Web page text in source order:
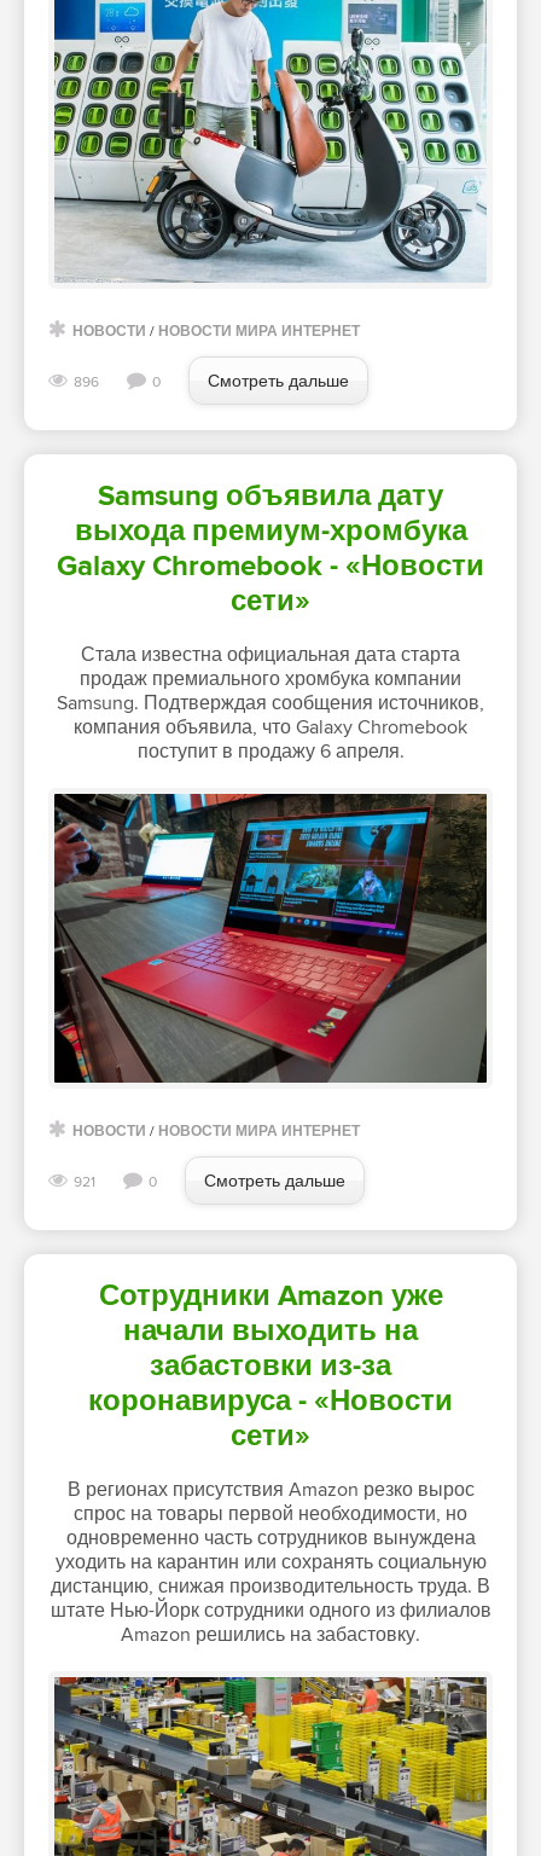
НОВОСТИ / НОВОСТИ МИРА ИНТЕРНЕТ
896 0 Смотреть дальше
Samsung объявила дату
выхода премиум-хромбука
Galaxy Chromebook - «Новости
сети»
Стала известна официальная дата старта
продаж премиального хромбука компании
Samsung. Подтверждая сообщения источников,
компания объявила, что Galaxy Chromebook
поступит в продажу 6 апреля.
НОВОСТИ / НОВОСТИ МИРА ИНТЕРНЕТ
921 0 Смотреть дальше
Сотрудники Amazon уже
начали выходить на
забастовки из-за
коронавируса - «Новости
сети»
В регионах присутствия Amazon резко вырос
спрос на товары первой необходимости, но
одновременно часть сотрудников вынуждена
уходить на карантин или сохранять социальную
дистанцию, снижая производительность труда. В
штате Нью-Йорк сотрудники одного из филиалов
Amazon решились на забастовку.